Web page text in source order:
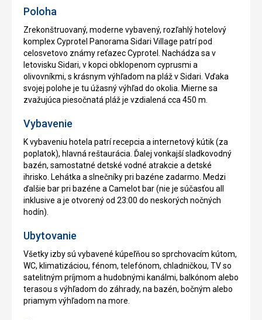
Poloha
Zrekonštruovaný, moderne vybavený, rozľahlý hotelový
komplex Cyprotel Panorama Sidari Village patrí pod
celosvetovo známy reťazec Cyprotel. Nachádza sa v
letovisku Sidari, v kopci obklopenom cyprusmi a
olivovníkmi, s krásnym výhľadom na pláž v Sidari. Vďaka
svojej polohe je tu úžasný výhľad do okolia. Mierne sa
zvažujúca piesočnatá pláž je vzdialená cca 450 m.
Vybavenie
K vybaveniu hotela patrí recepcia a internetový kútik (za
poplatok), hlavná reštaurácia. Ďalej vonkajší sladkovodný
bazén, samostatné detské vodné atrakcie a detské
ihrisko. Lehátka a slnečníky pri bazéne zadarmo. Medzi
ďalšie bar pri bazéne a Camelot bar (nie je súčasťou all
inklusive a je otvorený od 23:00 do neskorých nočných
hodín).
Ubytovanie
Všetky izby sú vybavené kúpeľňou so sprchovacím kútom,
WC, klimatizáciou, fénom, telefónom, chladničkou, TV so
satelitným príjmom a hudobnými kanálmi, balkónom alebo
terasou s výhľadom do záhrady, na bazén, bočným alebo
priamym výhľadom na more.